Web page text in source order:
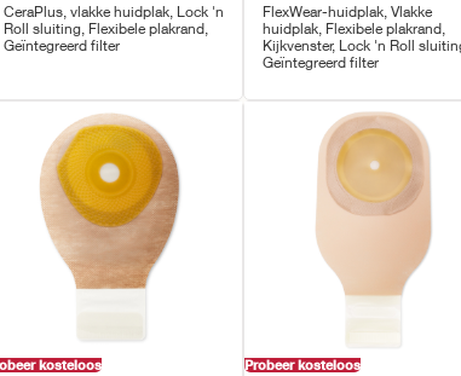
CeraPlus, vlakke huidplak, Lock 'n
Roll sluiting, Flexibele plakrand,
Geïntegreerd filter
FlexWear-huidplak, Vlakke
huidplak, Flexibele plakrand,
Kijkvenster, Lock 'n Roll
Geïntegreerd filter
kosteloos Probeer kosteloos